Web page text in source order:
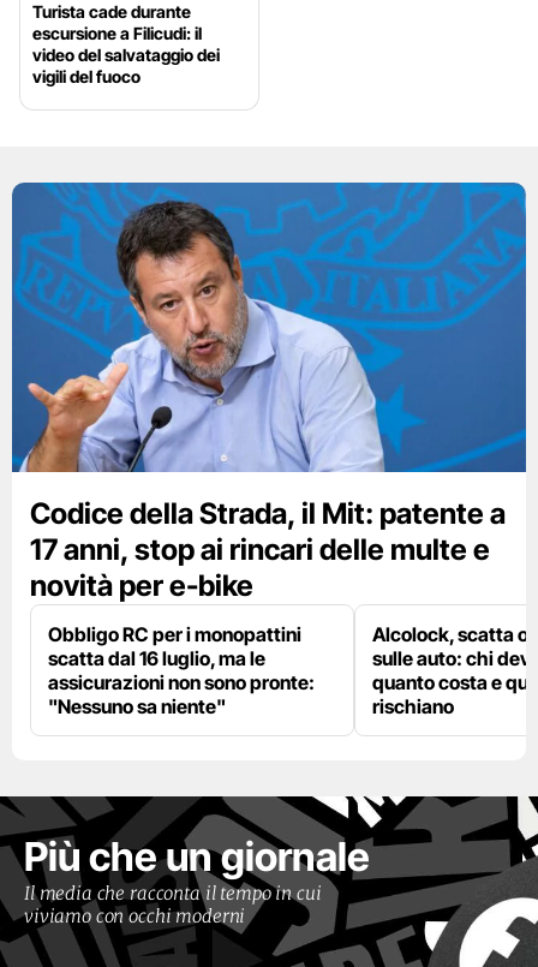
Turista cade durante
escursione a Filicudi: il
video del salvataggio dei
vigili del fuoco
Codice della Strada, il Mit: patente a
17 anni, stop ai rincari delle multe e
novità per e-bike
Obbligo RC per i monopattini
scatta dal 16 luglio, ma le
assicurazioni non sono pronte:
"Nessuno sa niente"
Alcolock, scatta
sulle auto: chi
quanto costa e
rischiano
Più che un giornale
Il media che racconta il tempo in cui
viviamo con occhi moderni